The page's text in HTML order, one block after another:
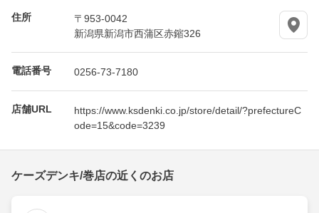
住所
〒953-0042
新潟県新潟市西蒲区赤鏥326
電話番号 0256-73-7180
店舗URL
https://www.ksdenki.co.jp/store/detail/?prefectureC
ode=15&code=3239
ケーズデンキ/巻店の近くのお店